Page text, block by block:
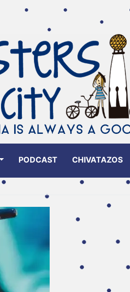
PODCAST CHIVATAZOS